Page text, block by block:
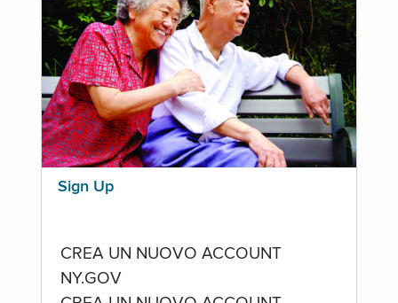
Sign Up
CREA UN NUOVO ACCOUNT
NY.GOV